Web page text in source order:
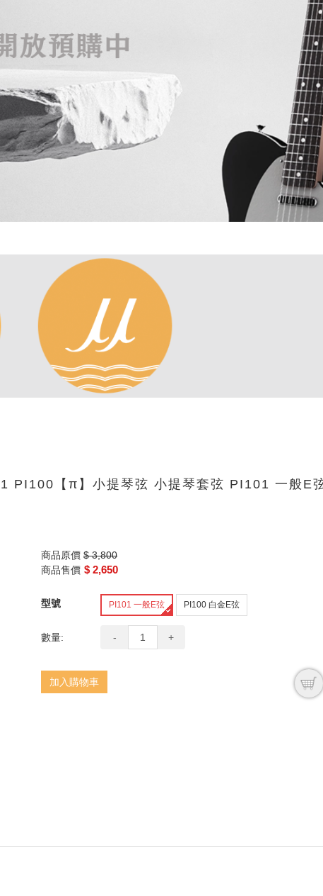
【π】小提琴弦 小提琴套弦 PI101 一般E
商品原價 $ 3,800
商品售價 $ 2,650
型號 PI101 一般E弦 PI100 白金E弦
數量: - +
加入購物車